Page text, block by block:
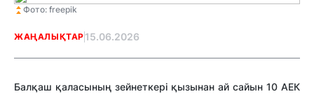
Фото: freepik
ЖАҢАЛЫҚТАР 15.06.2026
Балқаш қаласының зейнеткері қызынан ай сайын 10 АЕК